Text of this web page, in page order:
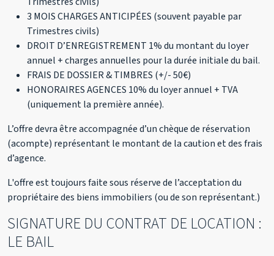
3 MOIS CHARGES ANTICIPÉES (souvent payable par
Trimestres civils)
DROIT D’ENREGISTREMENT 1% du montant du loyer
annuel + charges annuelles pour la durée initiale du bail.
FRAIS DE DOSSIER & TIMBRES (+/- 50€)
HONORAIRES AGENCES 10% du loyer annuel + TVA
(uniquement la première année).
L’offre devra être accompagnée d’un chèque de réservation
(acompte) représentant le montant de la caution et des frais
d’agence.
L'offre est toujours faite sous réserve de l’acceptation du
propriétaire des biens immobiliers (ou de son représentant.)
SIGNATURE DU CONTRAT DE LOCATION :
LE BAIL